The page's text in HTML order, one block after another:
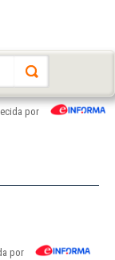
por
por